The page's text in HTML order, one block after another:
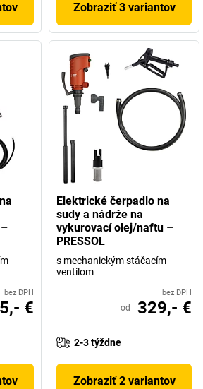
Zobraziť 3 variantov
bez DPH
€
Elektrické čerpadlo na
sudy a nádrže na
vykurovací olej/naftu –
PRESSOL
s mechanickým stáčacím
ventilom
bez DPH
od 329,- €
2-3 týždne
Zobraziť 2 variantov